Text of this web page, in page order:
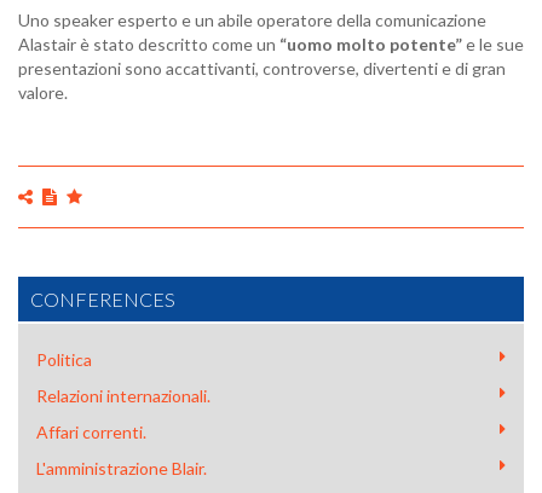
Uno speaker esperto e un abile operatore della comunicazione
Alastair è stato descritto come un “uomo molto potente”e le sue
presentazioni sono accattivanti, controverse, divertenti e di gran
valore.
CONFERENCES
Politica
Relazioni internazionali.
Affari correnti.
L'amministrazione Blair.